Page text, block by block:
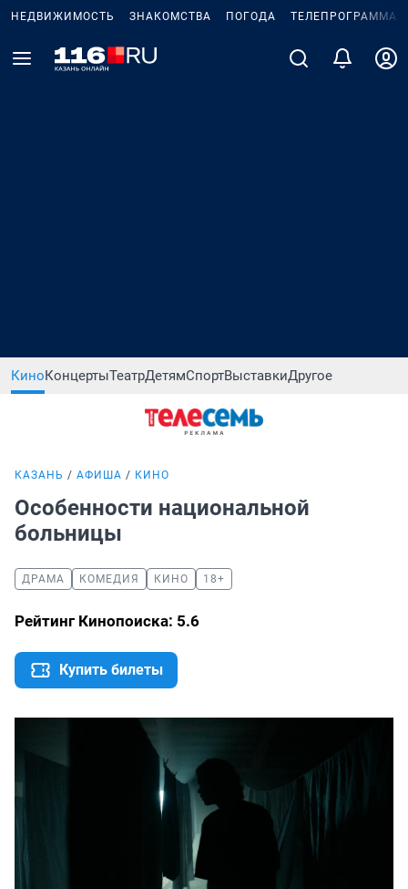
НЕДВИЖИМОСТЬ ЗНАКОМСТВА ПОГОДА ТЕЛЕПРОГРАММА
КиноКонцертыТеатрДетямСпортВыставкиДругое
КАЗАНЬ АФИША КИНО
Особенности национальной
больницы
ДРАМА КОМЕДИЯ КИНО 18+
Рейтинг Кинопоиска: 5.6
Купить билеты